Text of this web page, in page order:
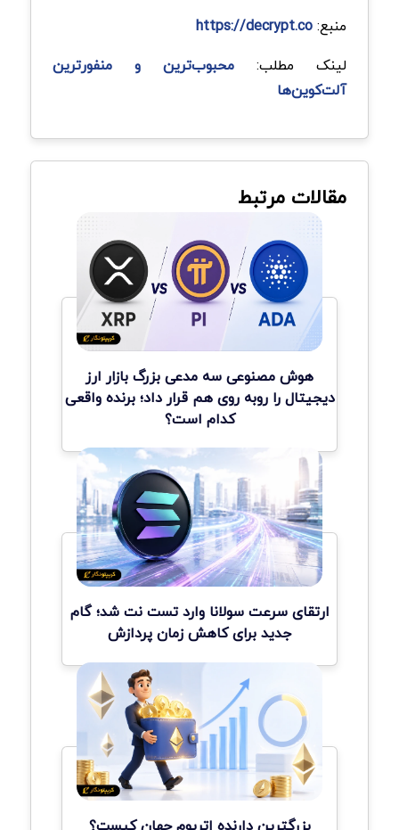
منبع:https://decrypt.co
لینک مطلب: محبوب‌ترین و منفورترین
آلت‌کوین‌ها
مقالات مرتبط
هوش مصنوعی سه مدعی بزرگ بازار ارز
دیجیتال را روبه روی هم قرار داد؛ برنده واقعی
کدام است؟
ارتقای سرعت سولانا وارد تست نت شد؛ گام
جدید برای کاهش زمان پردازش